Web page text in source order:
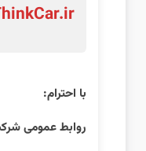
با احترام:
روابط عمومی